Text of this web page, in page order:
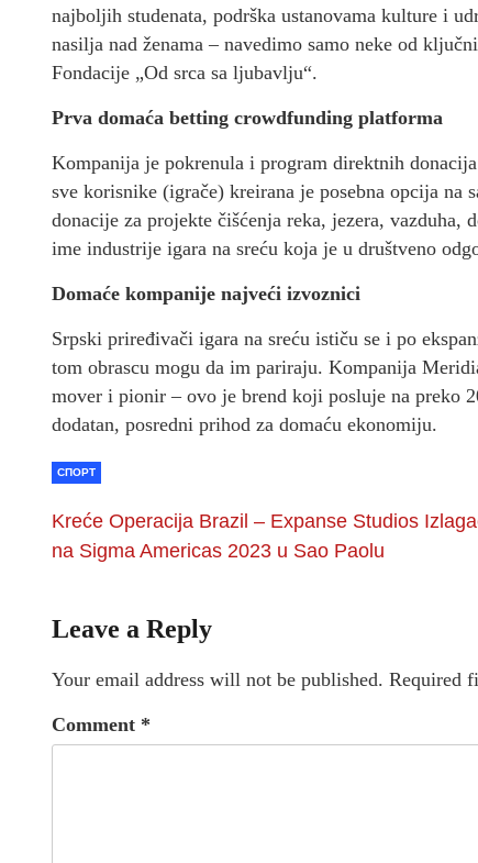
najboljih studenata, podrška ustanovama kulture i
nasilja nad ženama – navedimo samo neke od
Fondacije „Od srca sa ljubavlju“.
Prva domaća betting crowdfunding platforma
Kompanija je pokrenula i program direktnih
sve korisnike (igrače) kreirana je posebna opcija
donacije za projekte čišćenja reka, jezera,
ime industrije igara na sreću koja je u društveno
Domaće kompanije najveći izvoznici
Srpski priređivači igara na sreću ističu se i po
tom obrascu mogu da im pariraju. Kompanija
mover i pionir – ovo je brend koji posluje na preko
dodatan, posredni prihod za domaću ekonomiju.
СПОРТ
Kreće Operacija Brazil – Expanse Studios
na Sigma Americas 2023 u Sao Paolu
Leave a Reply
Your email address will not be published. Required
Comment *